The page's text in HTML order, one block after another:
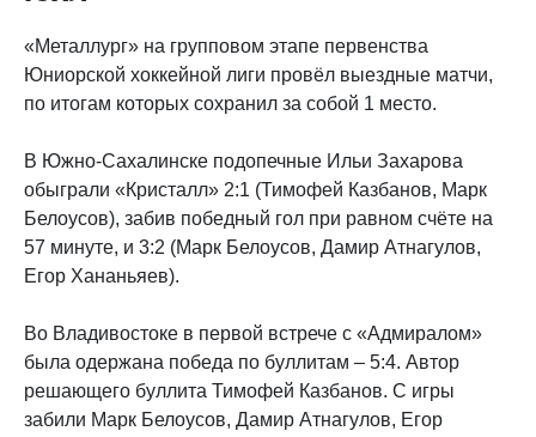
«Металлург» на групповом этапе первенства
Юниорской хоккейной лиги провёл выездные матчи,
по итогам которых сохранил за собой 1 место.
В Южно-Сахалинске подопечные Ильи Захарова
обыграли «Кристалл» 2:1 (Тимофей Казбанов, Марк
Белоусов), забив победный гол при равном счёте на
57 минуте, и 3:2 (Марк Белоусов, Дамир Атнагулов,
Егор Хананьяев).
Во Владивостоке в первой встрече с «Адмиралом»
была одержана победа по буллитам – 5:4. Автор
решающего буллита Тимофей Казбанов. С игры
забили Марк Белоусов, Дамир Атнагулов, Егор